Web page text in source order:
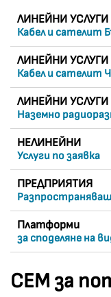
ЛИНЕЙНИ УСЛУГИ
Кабел и сателит
ЛИНЕЙНИ УСЛУГИ
Кабел и сателит
ЛИНЕЙНИ УСЛУГИ
Наземно
НЕЛИНЕЙНИ
Услуги по заявка
ПРЕДПРИЯТИЯ
Платформи
за споделяне на
СЕМ за